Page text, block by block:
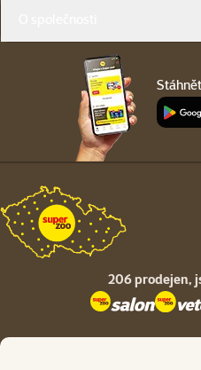
206 prodejen,